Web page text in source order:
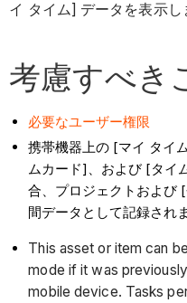
イ タイム] データを表示し
考慮すべき
必要なユーザー権限
携帯機器上の [マイ タイ
ムカード]、および [タイ
合、プロジェクトおよび
間データとして記録されま
This asset or item can
mode if it was
mobile device. Tasks